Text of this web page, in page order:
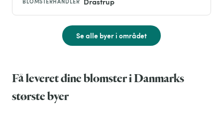
Se alle byer i området
Få leveret dine blomster i Danmarks
største byer